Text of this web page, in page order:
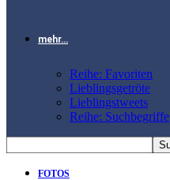
mehr…
Reihe: Favoriten
Lieblingsgetröte
Lieblingstweets
Reihe: Suchbegriffe
FOTOS